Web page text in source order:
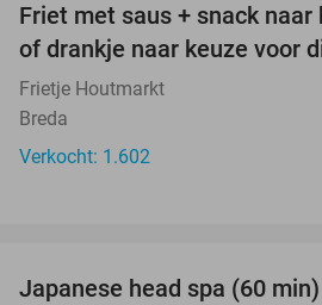
Friet met saus + snack naar
of drankje naar keuze voor
Frietje Houtmarkt
Breda
Verkocht: 1.602
Japanese head spa (60 min)